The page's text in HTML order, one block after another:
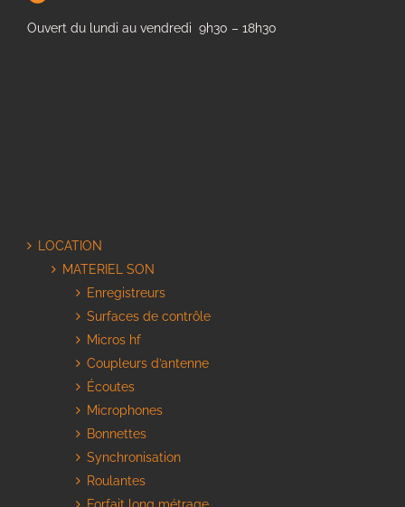
Ouvert du lundi au vendredi 9h30 – 18h30
LOCATION
MATERIEL SON
Enregistreurs
Surfaces de contrôle
Micros hf
Coupleurs d’antenne
Écoutes
Microphones
Bonnettes
Synchronisation
Roulantes
Forfait long métrage